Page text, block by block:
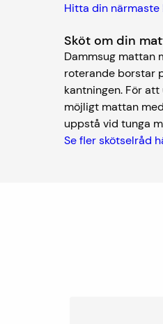
Hitta din närmaste
Sköt om din
Dammsug mattan
roterande borstar
kantningen. För
möjligt mattan
uppstå vid tunga
Se fler skötselråd